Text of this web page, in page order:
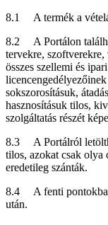
8.1 A termék a
8.2 A Portálon
tervekre,
összes szellemi és
sokszorosításuk,
hasznosításuk tilos,
szolgáltatás részét
8.3 A Portálról
tilos, azokat csak olya
eredetileg szánták.
8.4 A fenti pontokban
után.